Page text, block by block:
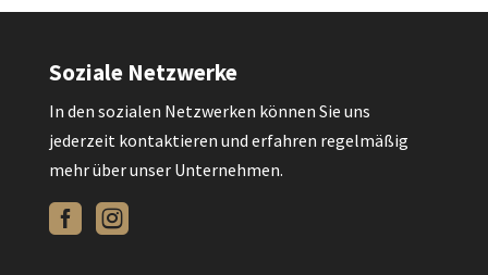
Soziale Netzwerke
In den sozialen Netzwerken können Sie uns
jederzeit kontaktieren und erfahren regelmäßig
mehr über unser Unternehmen.
 